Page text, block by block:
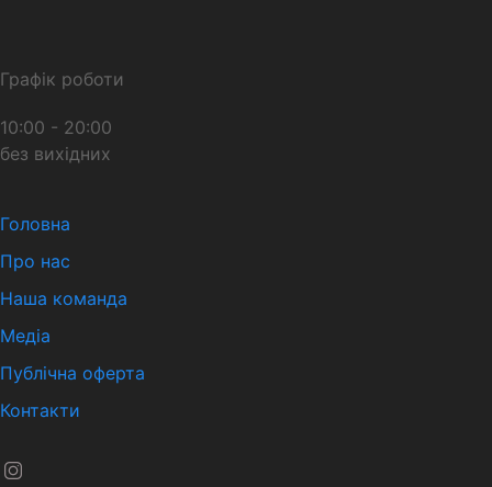
Графік роботи
10:00 - 20:00
без вихідних
Головна
Про нас
Наша команда
Медіа
Публічна оферта
Контакти